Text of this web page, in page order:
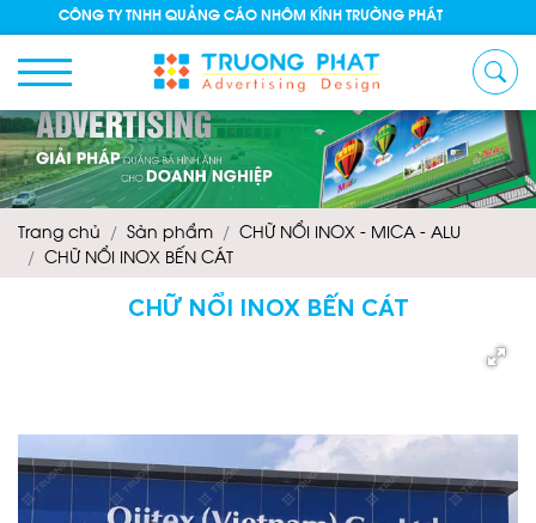
TY TNHH QUẢNG CÁO NHÔM KÍNH TRƯỜNG PHÁT
Trang chủ Sản phẩm
CHỮ NỔI INOX - MICA - ALU
CHỮ NỔI INOX BẾN CÁT
CHỮ NỔI INOX BẾN CÁT